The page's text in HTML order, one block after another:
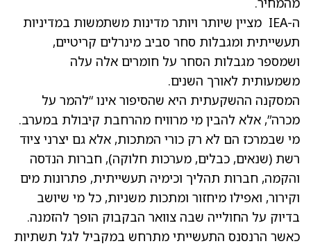
ה-IEA מציין שיותר ויותר מדינות משתמשות במדיניות
תעשייתית ומגבלות סחר סביב מינרלים קריטיים,
ושמספר מגבלות הסחר על חומרים אלה עלה
משמעותית לאורך השנים.
המסקנה ההשקעתית היא שהסיפור אינו “להמר על
מכרה”, אלא להבין מי מרוויח מהרחבת קיבולת במערב.
מי שבמרכז הם לא רק כורי המתכות, אלא גם יצרני ציוד
רשת (שנאים, כבלים, מערכות חלוקה), חברות הנדסה
והקמה, חברות תהליך וכימיה תעשייתית, פתרונות מים
וקירור, ואפילו מיחזור ומתכות משניות, כל מי שיושב
בדיוק על החולייה שבה צוואר הבקבוק הופך להזמנה.
כאשר הרנסנס התעשייתי מתרחש במקביל לגל תשתיות